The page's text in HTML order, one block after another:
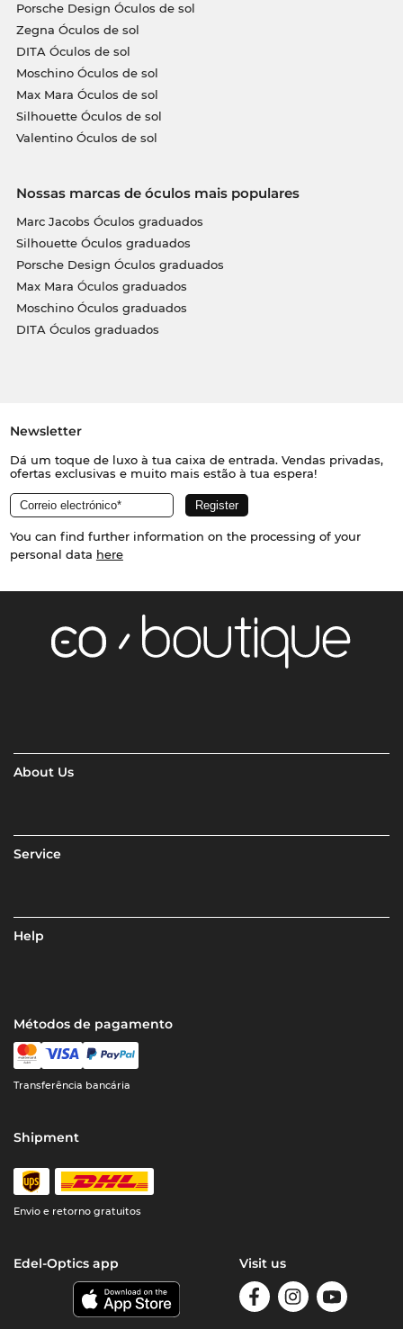
Porsche Design Óculos de sol
Zegna Óculos de sol
DITA Óculos de sol
Moschino Óculos de sol
Max Mara Óculos de sol
Silhouette Óculos de sol
Valentino Óculos de sol
Nossas marcas de óculos mais populares
Marc Jacobs Óculos graduados
Silhouette Óculos graduados
Porsche Design Óculos graduados
Max Mara Óculos graduados
Moschino Óculos graduados
DITA Óculos graduados
Newsletter
Dá um toque de luxo à tua caixa de entrada. Vendas privadas,
ofertas exclusivas e muito mais estão à tua espera!
You can find further information on the processing of your
personal data here
About Us
Service
Help
Métodos de pagamento
Transferência bancária
Shipment
Envio e retorno gratuitos
Edel-Optics app Visit us